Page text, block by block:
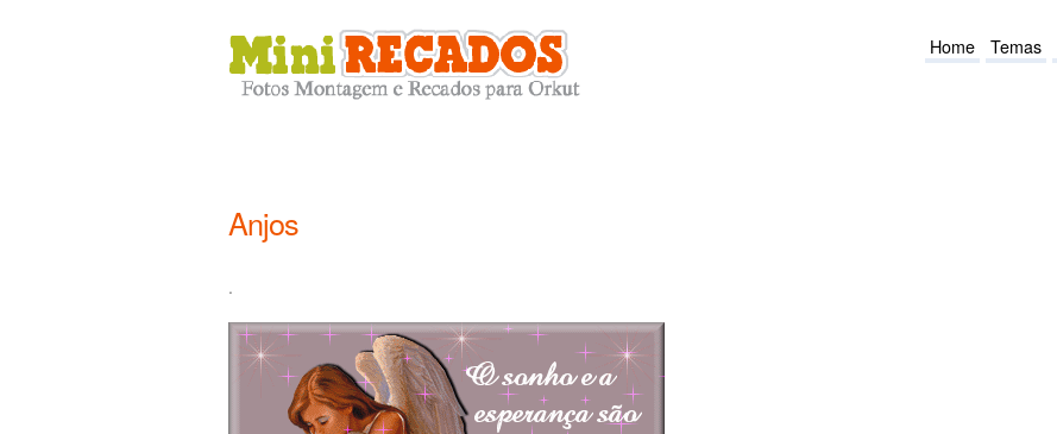
Home Temas
Anjos
.